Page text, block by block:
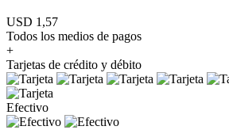
USD 1,57
Todos los medios de pagos
+
Tarjetas de crédito y débito
Efectivo